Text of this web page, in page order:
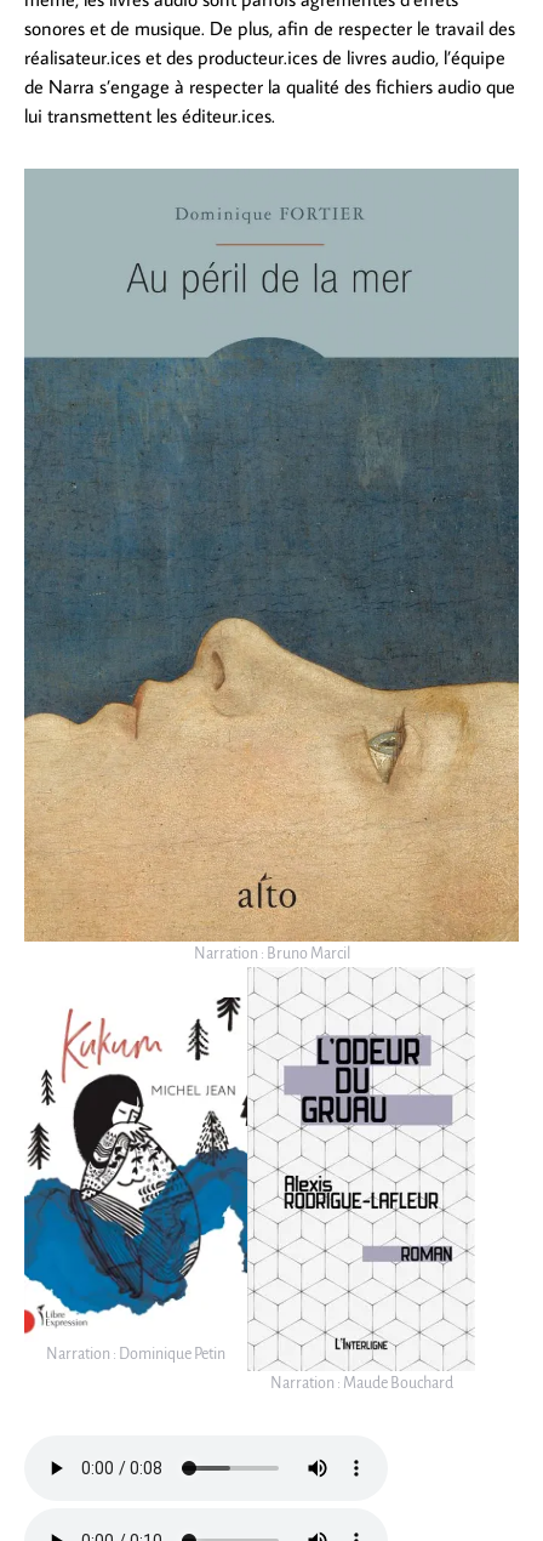
sonores et de musique. De plus, afin de respecter le travail des
réalisateur.ices et des producteur.ices de livres audio, l’équipe
de Narra s’engage à respecter la qualité des fichiers audio que
lui transmettent les éditeur.ices.
Narration : Bruno Marcil
Narration : Dominique Petin
Narration : Maude Bouchard